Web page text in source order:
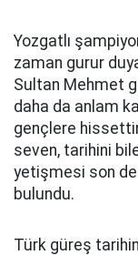
Yozgatlı
zaman gurur
Sultan Mehmet
daha da anlam
gençlere
seven, tarihini
yetişmesi son
bulundu.
Türk güreş